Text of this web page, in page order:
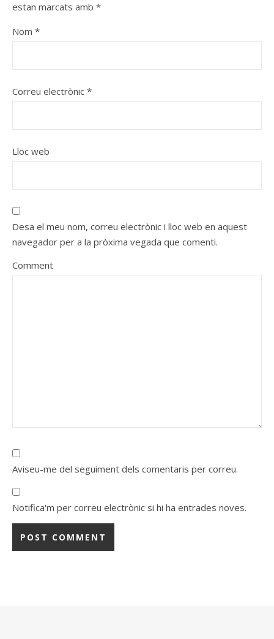
estan marcats amb *
Nom *
Correu electrònic *
Lloc web
Desa el meu nom, correu electrònic i lloc web en aquest
navegador per a la pròxima vegada que comenti.
Comment
Aviseu-me del seguiment dels comentaris per correu.
Notifica'm per correu electrònic si hi ha entrades noves.